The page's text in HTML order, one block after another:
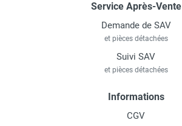
Service Après-Vente
Demande de SAV
et pièces détachées
Suivi SAV
et pièces détachées
Informations
CGV